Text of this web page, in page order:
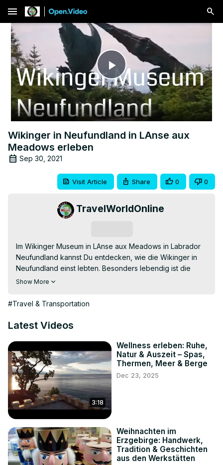
menu
Play
Video
Wikinger in Neufundland in LAnse aux
Meadows erleben
Sep 30, 2021
Visit Article Share 0 0
TravelWorldOnline
Im Wikinger Museum in LAnse aux Meadows in Labrador
Neufundland kannst Du entdecken, wie die Wikinger in
Neufundland einst lebten. Besonders lebendig ist die
Geschichte im Living History Wikinger Museum nahe der
Discover how the Newfoundland Vikings lived in LAnse
Meadows viking site offers a good interpretation.
#newfoundland #neufundland
Weitere Informationen über die Museen und das Leben
der Wikinger findest Du im Blog:
https://www.travelworldonline.de/so-lebten-die-wikinger-
in-lanse-aux-meadows-newfoundland/
-~-~~-~~~-~~-~-
Unser neuestes Video zeigt Euch das: "Benediktinerstift
Admont in der Steiermark"
https://www.youtube.com/watch?v=EruHanwCe7Y
-~-~~-~~~-~~-~-
Show More
#Travel & Transportation
Latest Videos
3:18
Wellness erleben: Ruhe,
Natur & Auszeit – Spas,
Thermen, Meer & Berge
Dec 23, 2025
Weihnachten im
Erzgebirge: Handwerk,
Tradition & Geschichten
aus den Werkstätten